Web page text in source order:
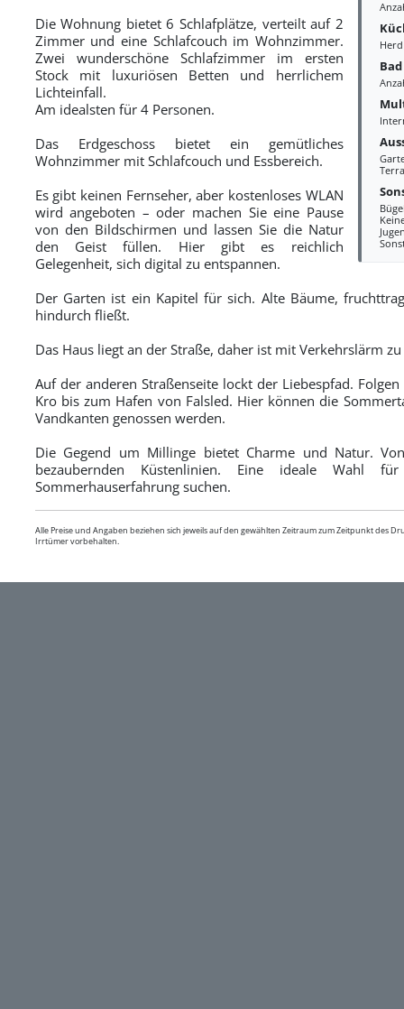
Herd
Bad
Die Wohnung bietet 6 Schlafplätze, verteilt auf 2
Zimmer und eine Schlafcouch im Wohnzimmer.
Zwei wunderschöne Schlafzimmer im ersten
Stock mit luxuriösen Betten und herrlichem
Lichteinfall.
Am idealsten für 4 Personen.
Das Erdgeschoss bietet ein gemütliches
Wohnzimmer mit Schlafcouch und Essbereich.
Es gibt keinen Fernseher, aber kostenloses WLAN
wird angeboten – oder machen Sie eine Pause
von den Bildschirmen und lassen Sie die Natur
den Geist füllen. Hier gibt es reichlich
Gelegenheit, sich digital zu entspannen.
Der Garten ist ein Kapitel für sich. Alte Bäume,
hindurch fließt.
Das Haus liegt an der Straße, daher ist mit Verkehrslärm
Auf der anderen Straßenseite lockt der Liebespfad.
Kro bis zum Hafen von Falsled. Hier können die
Vandkanten genossen werden.
Die Gegend um Millinge bietet Charme und Natur.
bezaubernden Küstenlinien. Eine ideale Wahl
Sommerhauserfahrung suchen.
Alle Preise und Angaben beziehen sich jeweils auf den gewählten Zeitraum zum Zeitpunkt des
Irrtümer vorbehalten.